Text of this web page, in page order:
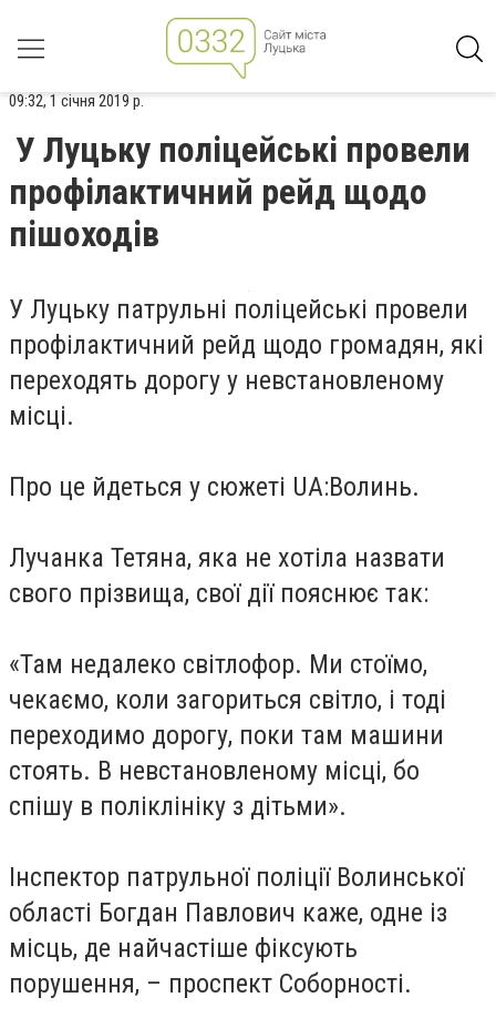
09:32, 1 січня 2019 р.
У Луцьку поліцейські провели
профілактичний рейд щодо
пішоходів
У Луцьку патрульні поліцейські провели
профілактичний рейд щодо громадян, які
переходять дорогу у невстановленому
місці.
Про це йдеться у сюжеті UA:Волинь.
Лучанка Тетяна, яка не хотіла назвати
свого прізвища, свої дії пояснює так:
«Там недалеко світлофор. Ми стоїмо,
чекаємо, коли загориться світло, і тоді
переходимо дорогу, поки там машини
стоять. В невстановленому місці, бо
спішу в поліклініку з дітьми».
Інспектор патрульної поліції Волинської
області Богдан Павлович каже, одне із
місць, де найчастіше фіксують
порушення, – проспект Соборності.